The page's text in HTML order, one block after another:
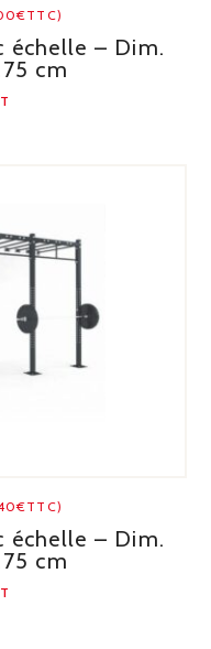
échelle – Dim.
cm
échelle – Dim.
cm